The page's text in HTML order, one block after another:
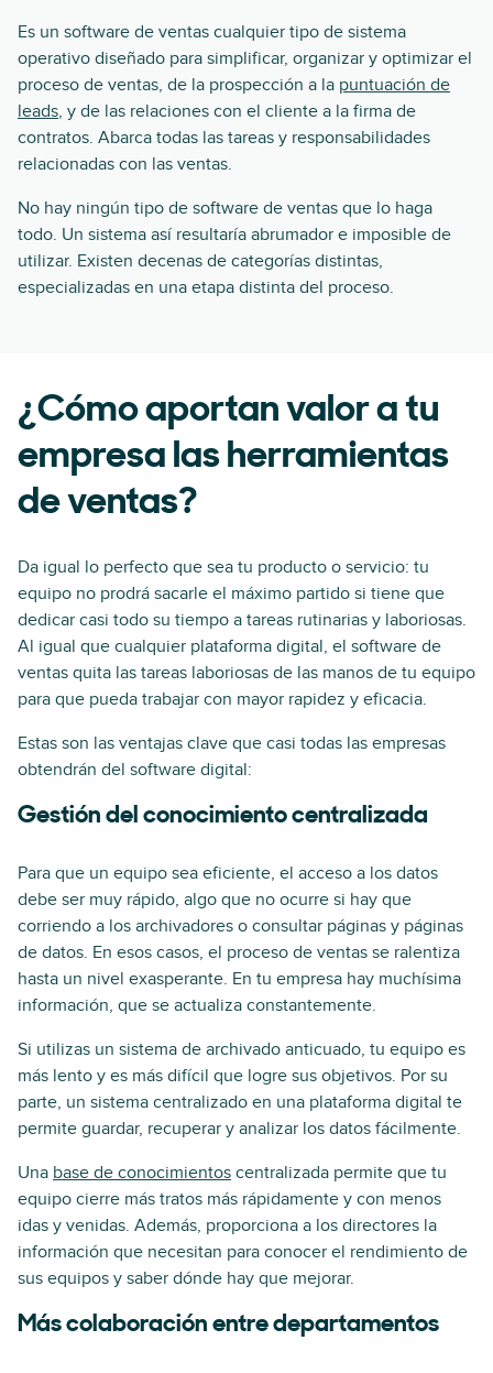
Es un software de ventas cualquier tipo de sistema
operativo diseñado para simplificar, organizar y optimizar el
proceso de ventas, de la prospección a la puntuación de
leads, y de las relaciones con el cliente a la firma de
contratos. Abarca todas las tareas y responsabilidades
relacionadas con las ventas.
No hay ningún tipo de software de ventas que lo haga
todo. Un sistema así resultaría abrumador e imposible de
utilizar. Existen decenas de categorías distintas,
especializadas en una etapa distinta del proceso.
¿Cómo aportan valor a tu
empresa las herramientas
de ventas?
Da igual lo perfecto que sea tu producto o servicio: tu
equipo no prodrá sacarle el máximo partido si tiene que
dedicar casi todo su tiempo a tareas rutinarias y laboriosas.
Al igual que cualquier plataforma digital, el software de
ventas quita las tareas laboriosas de las manos de tu equipo
para que pueda trabajar con mayor rapidez y eficacia.
Estas son las ventajas clave que casi todas las empresas
obtendrán del software digital:
Gestión del conocimiento centralizada
Para que un equipo sea eficiente, el acceso a los datos
debe ser muy rápido, algo que no ocurre si hay que
corriendo a los archivadores o consultar páginas y páginas
de datos. En esos casos, el proceso de ventas se ralentiza
hasta un nivel exasperante. En tu empresa hay muchísima
información, que se actualiza constantemente.
Si utilizas un sistema de archivado anticuado, tu equipo es
más lento y es más difícil que logre sus objetivos. Por su
parte, un sistema centralizado en una plataforma digital te
permite guardar, recuperar y analizar los datos fácilmente.
Una base de conocimientos centralizada permite que tu
equipo cierre más tratos más rápidamente y con menos
idas y venidas. Además, proporciona a los directores la
información que necesitan para conocer el rendimiento de
sus equipos y saber dónde hay que mejorar.
Más colaboración entre departamentos